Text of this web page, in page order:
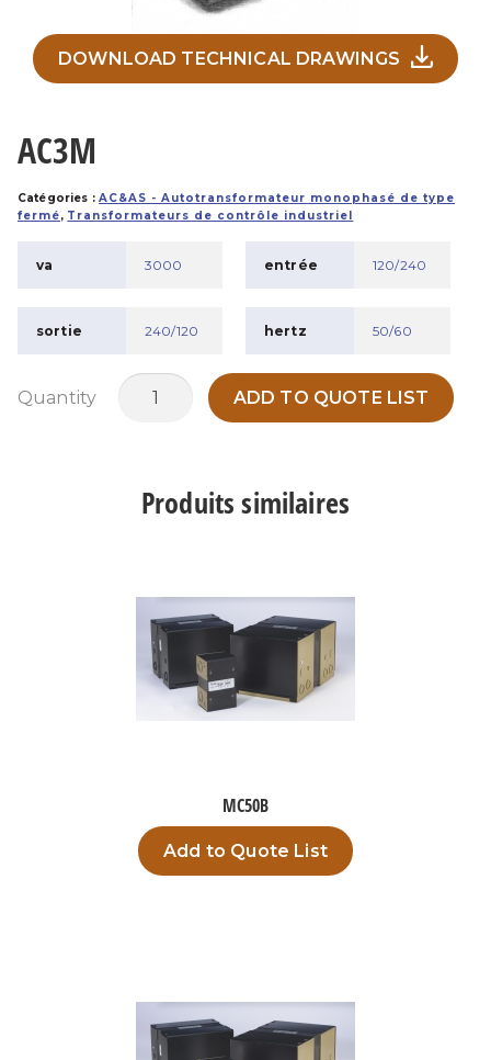
DOWNLOAD TECHNICAL DRAWINGS
AC3M
Catégories :AC&AS - Autotransformateur monophasé de type
fermé, Transformateurs de contrôle industriel
va 3000 entrée 120/240
sortie 240/120 hertz 50/60
Quantity
quantité
ADD TO QUOTE LIST
Produits similaires
MC50B
Add to Quote List